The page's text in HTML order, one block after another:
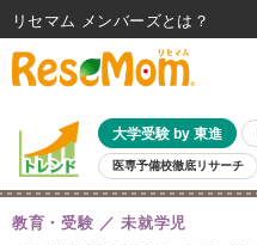
大学受験 by 東進
医専予備校徹底リサーチ
親子で考える大学選び 高校受験
共通テスト 夏休み
教育・受験 未就学児
リセマム メンバーズ